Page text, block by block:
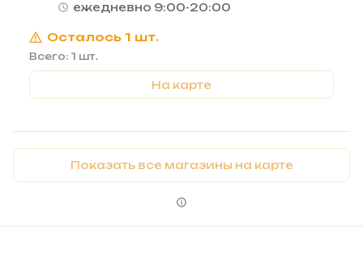
ежедневно 9:00-20:00
Осталось 1 шт.
Всего: 1 шт.
На карте
Показать все магазины на карте